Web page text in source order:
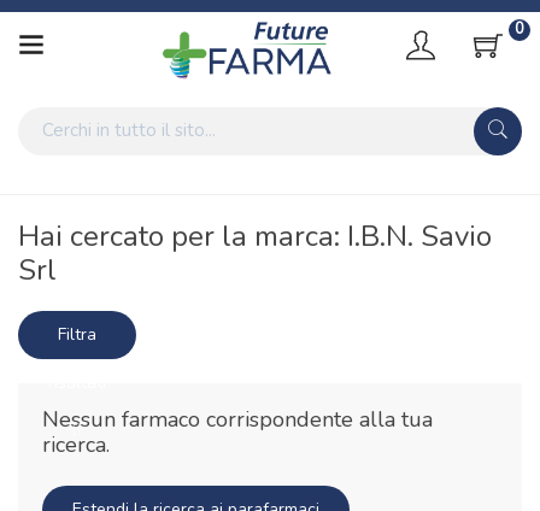
0
Home Marche parafarmaci I.B.N. Savio Srl
Hai cercato per la marca: I.B.N. Savio
Srl
Filtra
Nessun farmaco corrispondente alla tua
ricerca.